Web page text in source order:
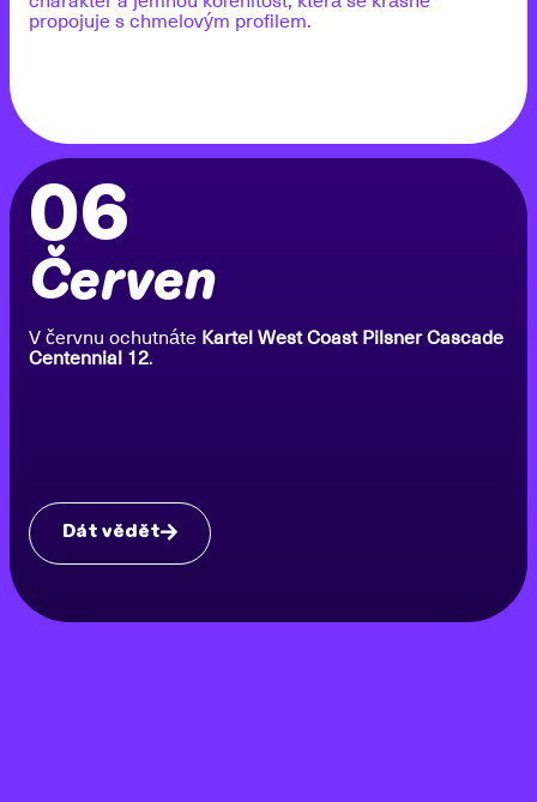
06
Červen
V červnu ochutnáte Kartel West Coast Pilsner Cascade
Centennial 12.
Dát vědět
propojuje s chmelovým profilem.